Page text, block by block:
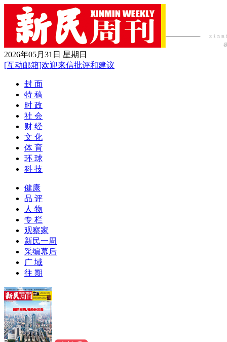
2026年05月31日 星期日
[互动邮箱]欢迎来信批评和建议
封 面
特 稿
时 政
社 会
财 经
文 化
体 育
环 球
科 技
健康
品 评
人 物
专 栏
观察家
新民一周
采编幕后
广 域
往 期